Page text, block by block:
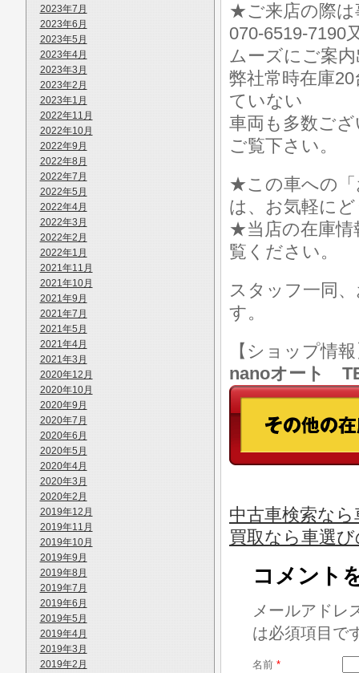
2023年7月
2023年6月
2023年5月
2023年4月
2023年3月
2023年2月
2023年1月
2022年11月
2022年10月
2022年9月
2022年8月
2022年7月
2022年5月
2022年4月
2022年3月
2022年2月
2022年1月
2021年11月
2021年10月
2021年9月
2021年7月
2021年5月
2021年4月
2021年3月
2020年12月
2020年10月
2020年9月
2020年7月
2020年6月
2020年5月
2020年4月
2020年3月
2020年2月
2019年12月
2019年11月
2019年10月
2019年9月
2019年8月
2019年7月
2019年6月
2019年5月
2019年4月
2019年3月
2019年2月
★ご来店の際は
070-6519-7190
ムーズにご案
弊社常時在庫
ていない
車両も多数ご
ご覧下さい。
★この車への「
は、お気軽に
★当店の在庫情
覧ください。
スタッフ一同
す。
【ショップ情
nanoオート
中古車検索な
買取なら車選
コメント
メールアドレ
は必須項目で
名前 *